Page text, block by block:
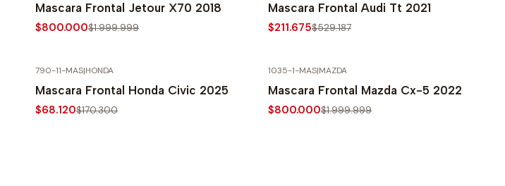
Mascara Frontal Jetour X70 2018
$800.000$1.999.999
Mascara Frontal Audi Tt 2021
$211.675$529.187
790-11-MAS|HONDA
Mascara Frontal Honda Civic 2025
$68.120$170.300
1035-1-MAS|MAZDA
Mascara Frontal Mazda Cx-5 2022
$800.000$1.999.999